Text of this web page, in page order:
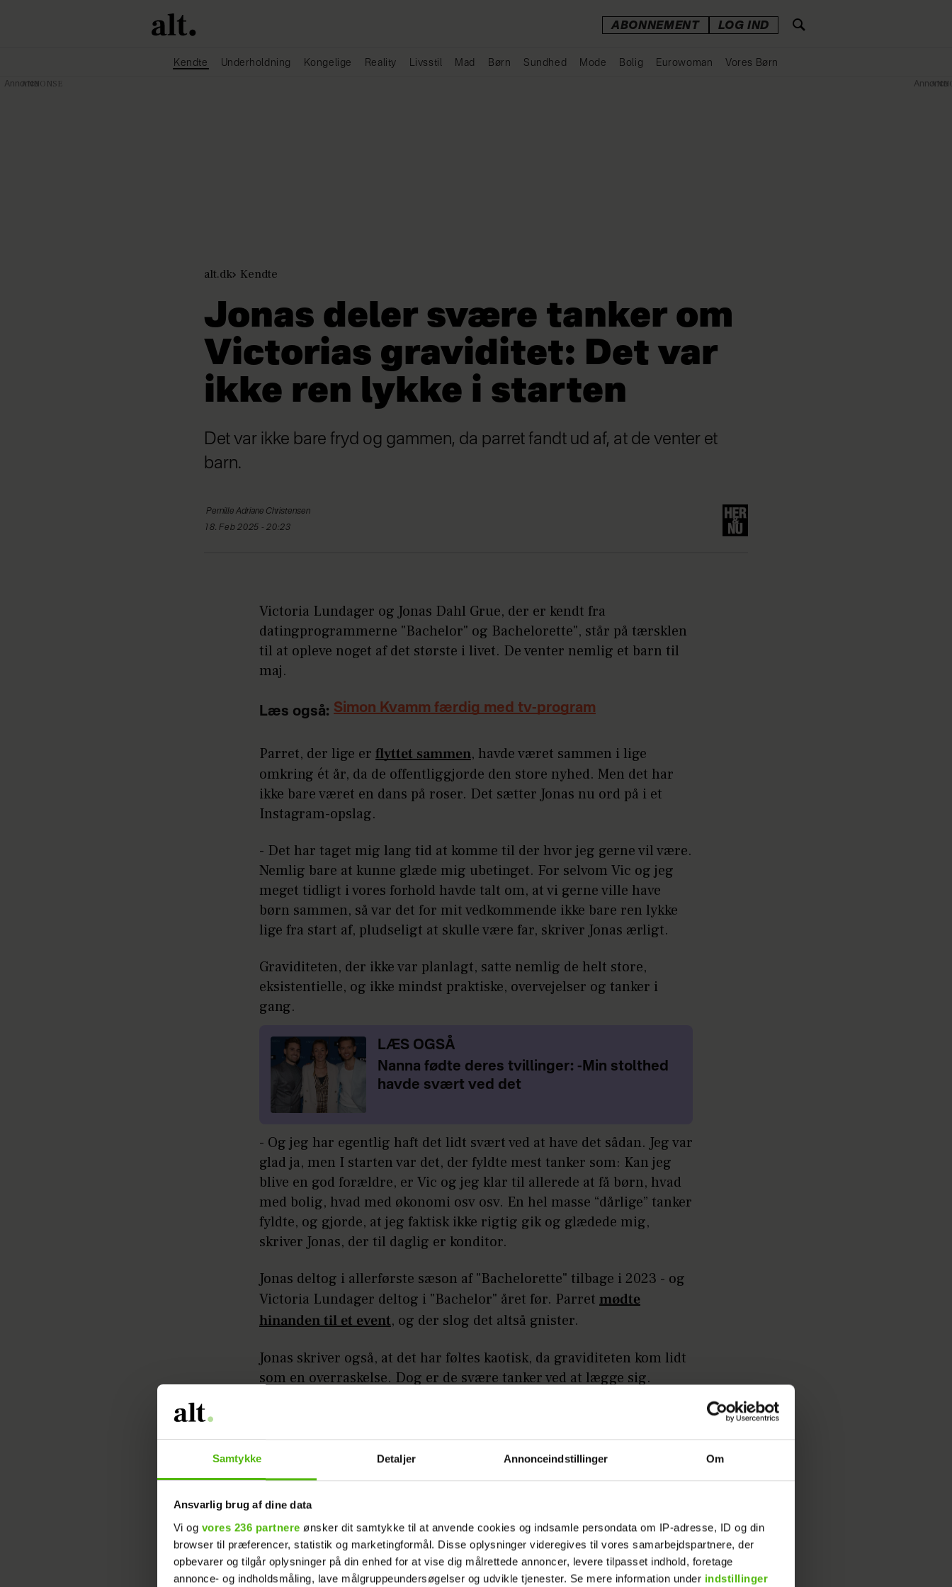
Samtykke Detaljer Annonceindstillinger Om
Ansvarlig brug af dine data
Vi og vores 236 partnere ønsker dit samtykke til at anvende cookies og indsamle persondata om IP-adresse, ID og din
browser til præferencer, statistik og marketingformål. Disse oplysninger videregives til vores samarbejdspartnere, der
opbevarer og tilgår oplysninger på din enhed for at vise dig målrettede annoncer, levere tilpasset indhold, foretage
annonce- og indholdsmåling, lave målgruppeundersøgelser og udvikle tjenester. Se mere information under indstillinger
ABONNEMENT LOG IND
Kendte Underholdning Kongelige Reality Livsstil Mad Børn Sundhed Mode Bolig Eurowoman Vores Børn
alt.dk Kendte
Jonas deler svære tanker om
Victorias graviditet: Det var
ikke ren lykke i starten
Det var ikke bare fryd og gammen, da parret fandt ud af, at de venter et
barn.
Pernille Adriane Christensen
18. Feb 2025 - 20:23
Victoria Lundager og Jonas Dahl Grue, der er kendt fra
datingprogrammerne "Bachelor" og Bachelorette", står på tærsklen
til at opleve noget af det største i livet. De venter nemlig et barn til
maj.
Læs også: Simon Kvamm færdig med tv-program
Parret, der lige er flyttet sammen, havde været sammen i lige
omkring ét år, da de offentliggjorde den store nyhed. Men det har
ikke bare været en dans på roser. Det sætter Jonas nu ord på i et
Instagram-opslag.
- Det har taget mig lang tid at komme til der hvor jeg gerne vil være.
Nemlig bare at kunne glæde mig ubetinget. For selvom Vic og jeg
meget tidligt i vores forhold havde talt om, at vi gerne ville have
børn sammen, så var det for mit vedkommende ikke bare ren lykke
lige fra start af, pludseligt at skulle være far, skriver Jonas ærligt.
Graviditeten, der ikke var planlagt, satte nemlig de helt store,
eksistentielle, og ikke mindst praktiske, overvejelser og tanker i
gang.
LÆS OGSÅ
Nanna fødte deres tvillinger: -Min stolthed
havde svært ved det
- Og jeg har egentlig haft det lidt svært ved at have det sådan. Jeg var
glad ja, men I starten var det, der fyldte mest tanker som: Kan jeg
blive en god forældre, er Vic og jeg klar til allerede at få børn, hvad
med bolig, hvad med økonomi osv osv. En hel masse “dårlige” tanker
fyldte, og gjorde, at jeg faktisk ikke rigtig gik og glædede mig,
skriver Jonas, der til daglig er konditor.
Jonas deltog i allerførste sæson af "Bachelorette" tilbage i 2023 - og
Victoria Lundager deltog i "Bachelor" året før. Parret mødte
hinanden til et event, og der slog det altså gnister.
Jonas skriver også, at det har føltes kaotisk, da graviditeten kom lidt
som en overraskelse. Dog er de svære tanker ved at lægge sig.
ægteskab var i krise
- Nu bor vi sammen, jeg kan se Vic blive større dag for dag og jeg
der har gjort det hele meget lettere! Og som jeg sidder her i solen i
dag, så glæder jeg mig utrolig meget, skriver den kommende far,
der understreger, at de helt store bekymringer ikke fylder i samme
grad.
Annonce Annonce